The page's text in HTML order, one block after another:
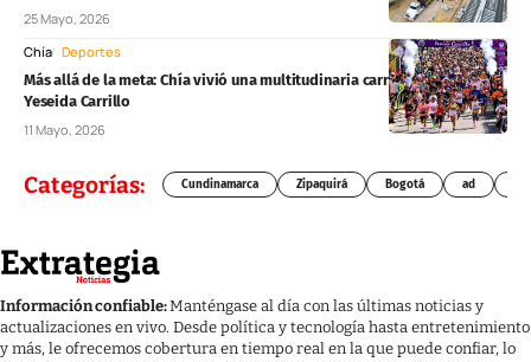
25 Mayo, 2026
Chía Deportes
Más allá de la meta: Chía vivió una multitudinaria carrera solidaria por
Yeseida Carrillo
11 Mayo, 2026
Categorías: Cundinamarca Zipaquirá Bogotá ad
Información confiable:Manténgase al día con las últimas noticias y
actualizaciones en vivo. Desde política y tecnología hasta entretenimiento
y más, le ofrecemos cobertura en tiempo real en la que puede confiar, lo